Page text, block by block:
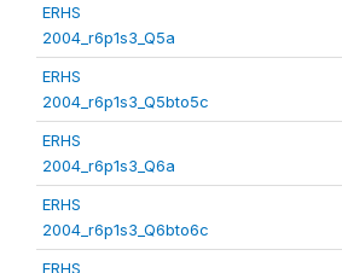
ERHS
2004_r6p1s3_Q5a
ERHS
2004_r6p1s3_Q5bto5c
ERHS
2004_r6p1s3_Q6a
ERHS
2004_r6p1s3_Q6bto6c
ERHS